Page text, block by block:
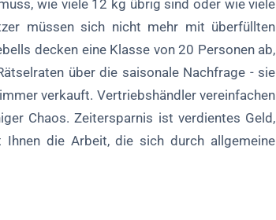
wie viele 12 kg übrig sind oder wie viele
müssen sich nicht mehr mit überfüllten
decken eine Klasse von 20 Personen ab,
über die saisonale Nachfrage - sie
verkauft. Vertriebshändler vereinfachen
Chaos. Zeitersparnis ist verdientes Geld,
die Arbeit, die sich durch allgemeine